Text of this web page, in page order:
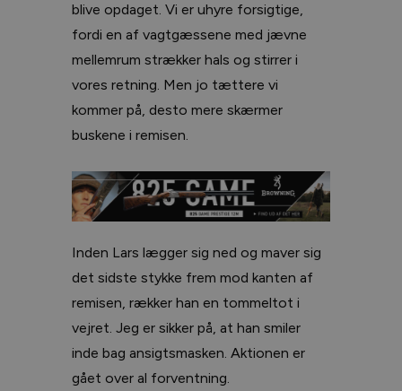
blive opdaget. Vi er uhyre forsigtige,
fordi en af vagtgæssene med jævne
mellemrum strækker hals og stirrer i
vores retning. Men jo tættere vi
kommer på, desto mere skærmer
buskene i remisen.
Inden Lars lægger sig ned og maver sig
det sidste stykke frem mod kanten af
remisen, rækker han en tommeltot i
vejret. Jeg er sikker på, at han smiler
inde bag ansigtsmasken. Aktionen er
gået over al forventning.